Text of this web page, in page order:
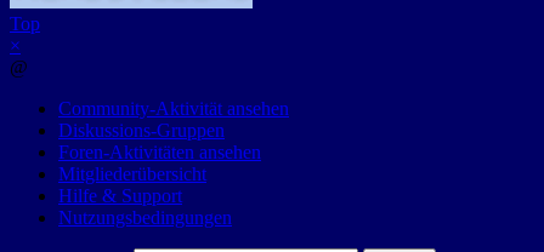
Top
×
@
Community-Aktivität ansehen
Diskussions-Gruppen
Foren-Aktivitäten ansehen
Mitgliederübersicht
Hilfe & Support
Nutzungsbedingungen